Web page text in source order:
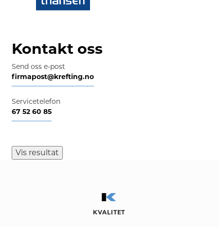
Kontakt oss
Send oss e-post
firmapost@krefting.no
Servicetelefon
67 52 60 85
Vis resultat
KVALITET